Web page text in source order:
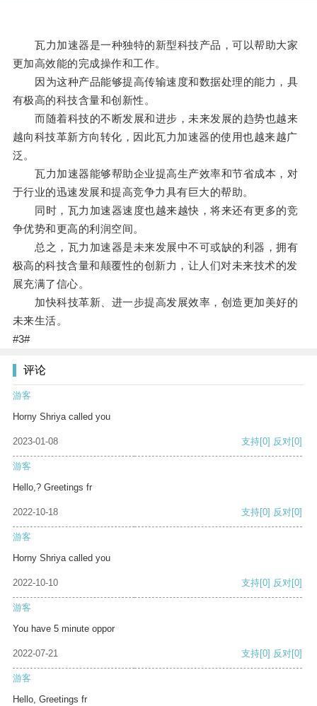
瓦力加速器是一种独特的新型科技产品，可以帮助大家
更加高效能的完成操作和工作。
因为这种产品能够提高传输速度和数据处理的能力，具
有极高的科技含量和创新性。
而随着科技的不断发展和进步，未来发展的趋势也越来
越向科技革新方向转化，因此瓦力加速器的使用也越来越广
泛。
瓦力加速器能够帮助企业提高生产效率和节省成本，对
于行业的迅速发展和提高竞争力具有巨大的帮助。
同时，瓦力加速器速度也越来越快，将来还有更多的竞
争优势和更高的利润空间。
总之，瓦力加速器是未来发展中不可或缺的利器，拥有
极高的科技含量和颠覆性的创新力，让人们对未来技术的发
展充满了信心。
加快科技革新、进一步提高发展效率，创造更加美好的
未来生活。
#3#
评论
游客
Horny Shriya called you
2023-01-08 支持[0] 反对[0]
游客
Hello,? Greetings fr
2022-10-18 支持[0] 反对[0]
游客
Horny Shriya called you
2022-10-10 支持[0] 反对[0]
游客
You have 5 minute oppor
2022-07-21 支持[0] 反对[0]
游客
Hello, Greetings fr